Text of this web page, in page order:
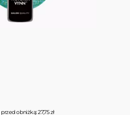
obniżką: 27,75 zł